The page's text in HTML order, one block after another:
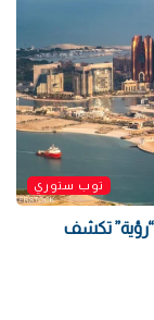
توب ستوري
تكشف